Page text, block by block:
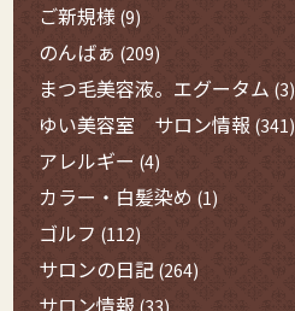
ご新規様 (9)
のんばぁ (209)
まつ毛美容液。エグータム (3)
ゆい美容室 サロン情報 (341)
アレルギー (4)
カラー・白髪染め (1)
ゴルフ (112)
サロンの日記 (264)